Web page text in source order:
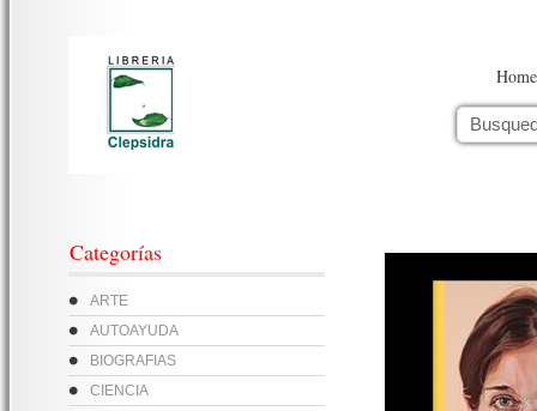
Home
Categorías
ARTE
AUTOAYUDA
BIOGRAFIAS
CIENCIA